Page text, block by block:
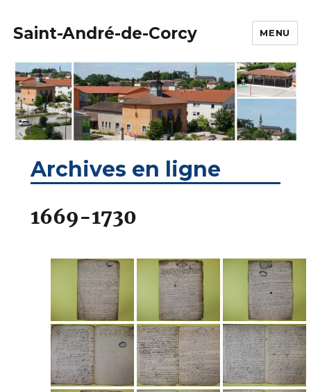
Saint-André-de-Corcy MENU
Archives en ligne
1669-1730